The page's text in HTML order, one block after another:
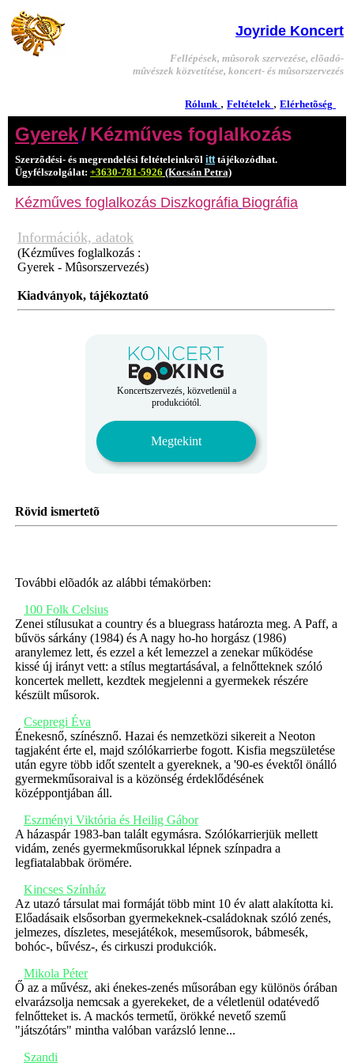
Joyride Koncert
Fellépések, mûsorok szervezése, elõadó-
mûvészek közvetítése, koncert- és mûsorszervezés
Rólunk , Feltételek , Elérhetõség
Gyerek/Kézműves foglalkozás
Szerzõdési- és megrendelési feltételeinkrõl itttájékozódhat.
Ügyfélszolgálat: +3630-781-5926 (Kocsán Petra)
Kézműves foglalkozás Diszkográfia Biográfia
Információk, adatok
(Kézműves foglalkozás :
Gyerek - Mûsorszervezés)
Kiadványok, tájékoztató
Koncertszervezés, közvetlenül a
produkciótól.
Megtekint
Rövid ismertetõ
További elõadók az alábbi témakörben:
100 Folk Celsius
Zenei stílusukat a country és a bluegrass határozta meg. A Paff, a
bűvös sárkány (1984) és A nagy ho-ho horgász (1986)
aranylemez lett, és ezzel a két lemezzel a zenekar működése
kissé új irányt vett: a stílus megtartásával, a felnőtteknek szóló
koncertek mellett, kezdtek megjelenni a gyermekek részére
készült műsorok.
Csepregi Éva
Énekesnő, színésznő. Hazai és nemzetközi sikereit a Neoton
tagjaként érte el, majd szólókarrierbe fogott. Kisfia megszületése
után egyre több időt szentelt a gyereknek, a '90-es évektől önálló
gyermekműsoraival is a közönség érdeklődésének
középpontjában áll.
Eszményi Viktória és Heilig Gábor
A házaspár 1983-ban talált egymásra. Szólókarrierjük mellett
vidám, zenés gyermekműsorukkal lépnek színpadra a
legfiatalabbak örömére.
Kincses Színház
Az utazó társulat mai formáját több mint 10 év alatt alakította ki.
Előadásaik elsősorban gyermekeknek-családoknak szóló zenés,
jelmezes, díszletes, mesejátékok, meseműsorok, bábmesék,
bohóc-, bűvész-, és cirkuszi produkciók.
Mikola Péter
Ő az a művész, aki énekes-zenés műsorában egy különös órában
elvarázsolja nemcsak a gyerekeket, de a véletlenül odatévedő
felnőtteket is. A mackós termetű, örökké nevető szemű
"játszótárs" mintha valóban varázsló lenne...
Szandi